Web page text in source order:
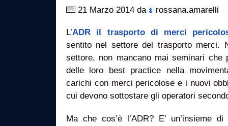
21 Marzo 2014 da rossana.amarelli
L’ADR il trasporto di merci
sentito nel settore del trasporto merci.
settore, non mancano mai seminari che
delle loro best practice nella
carichi con merci pericolose e i nuovi
cui devono sottostare gli operatori
Ma che cos’è l’ADR? E’ un’insieme